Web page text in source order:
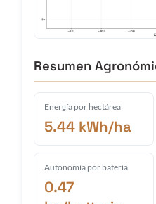
Resumen
Energía por hectárea
5.44 kWh/ha
Autonomía por batería
0.47